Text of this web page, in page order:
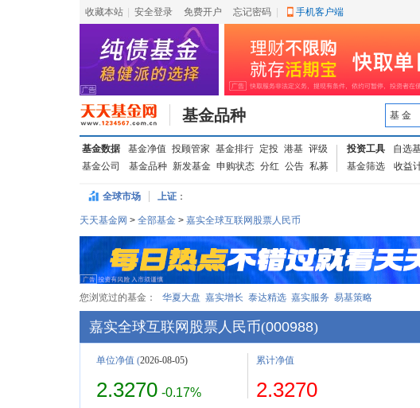
收藏本站 安全登录 免费开户 忘记密码 手机客户端
基金品种 基 金
基金数据 基金净值 投顾管家 基金排行 定投 港基 评级
基金公司
基金品种 新发基金 申购状态 分红 公告 私募
投资工具 自选
基金筛选
收益
全球市场 上证：
天天基金网 > 全部基金 > 嘉实全球互联网股票人民币
您浏览过的基金： 华夏大盘 嘉实增长 泰达精选 嘉实服务 易基策略
嘉实全球互联网股票人民币(000988)
单位净值 (2026-08-05)
2.3270 -0.17%
累计净值
2.3270